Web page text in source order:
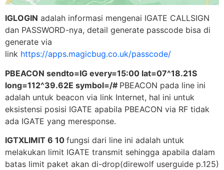
IGLOGIN adalah informasi mengenai IGATE CALLSIGN
dan PASSWORD-nya, detail generate passcode bisa di
generate via
link https://apps.magicbug.co.uk/passcode/
PBEACON sendto=IG every=15:00 lat=07^18.21S
long=112^39.62E symbol=/# PBEACON pada line ini
adalah untuk beacon via link Internet, hal ini untuk
eksistensi posisi IGATE apabila PBEACON via RF tidak
ada IGATE yang meresponse.
IGTXLIMIT 6 10 fungsi dari line ini adalah untuk
melakukan limit IGATE transmit sehingga apabila dalam
batas limit paket akan di-drop(direwolf userguide p.125)